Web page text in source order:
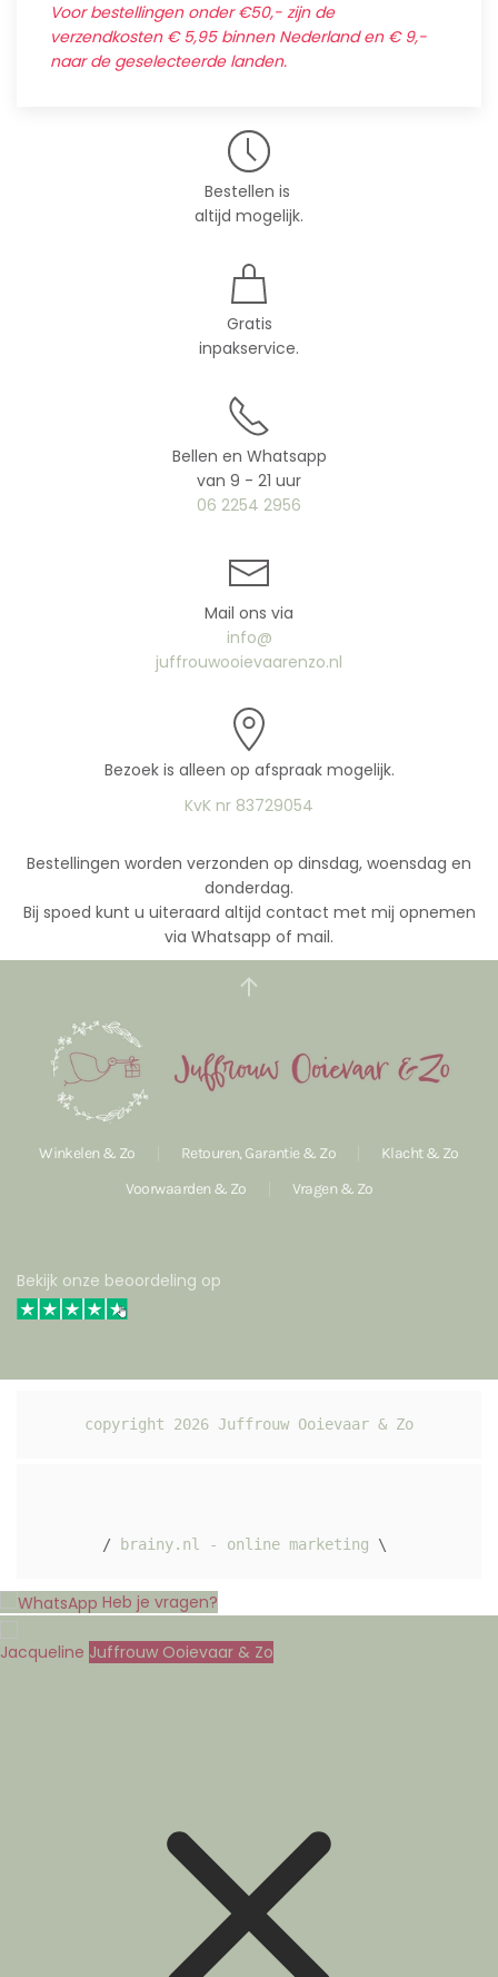
Voor bestellingen onder €50,- zijn de
verzendkosten € 5,95 binnen Nederland en € 9,-
naar de geselecteerde landen.
Bestellen is
altijd mogelijk.
Gratis
inpakservice.
Bellen en Whatsapp
van 9 - 21 uur
06 2254 2956
Mail ons via
info@
juffrouwooievaarenzo.nl
Bezoek is alleen op afspraak mogelijk.
KvK nr 83729054
Bestellingen worden verzonden op dinsdag, woensdag en
donderdag.
Bij spoed kunt u uiteraard altijd contact met mij opnemen
via Whatsapp of mail.
Winkelen & Zo Retouren, Garantie & Zo
Klacht & Zo
Voorwaarden & Zo
Vragen & Zo
Bekijk onze beoordeling op
copyright 2026 Juffrouw Ooievaar & Zo
/ brainy.nl - online marketing \
Heb je vragen?
Jacqueline Juffrouw Ooievaar & Zo